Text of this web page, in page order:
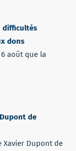
difficultés
dons
août que la
de
Xavier Dupont de